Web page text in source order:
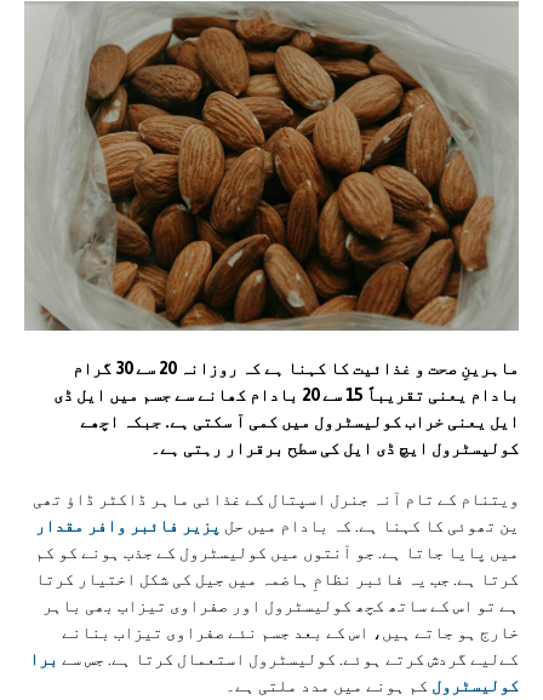
ماہرینِ صحت و غذائیت کا کہنا ہے کہ روزانہ 20 سے 30 گرام
بادام یعنی تقریباً 15 سے 20 بادام کھانے سے جسم میں ایل ڈی
ایل یعنی خراب کولیسٹرول میں کمی آ سکتی ہے. جبکہ اچھے
کولیسٹرول ایچ ڈی ایل کی سطح برقرار رہتی ہے۔
ویتنام کے تام آنہ جنرل اسپتال کے غذائی ماہر ڈاکٹر ڈاؤ تھی
ین تھوئی کا کہنا ہے. کہ بادام میں حل پزیر فائبر وافر مقدار
میں پایا جاتا ہے. جو آنتوں میں کولیسٹرول کے جذب ہونے کو کم
کرتا ہے. جب یہ فائبر نظامِ ہاضمہ میں جیل کی شکل اختیار کرتا
ہے تو اس کے ساتھ کچھ کولیسٹرول اور صفراوی تیزاب بھی باہر
خارج ہو جاتے ہیں، اس کے بعد جسم نئے صفراوی تیزاب بنانے
کےلیے گردش کرتے ہوئے. کولیسٹرول استعمال کرتا ہے. جس سے برا
کولیسٹرول کم ہونے میں مدد ملتی ہے۔